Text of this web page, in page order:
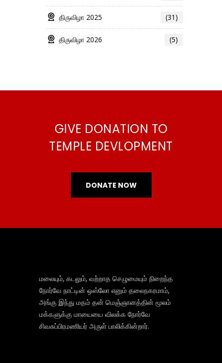
திருவிழா 2025 (31)
திருவிழா 2026 (5)
GIVE DONATION TO
TEMPLE DEVLOPMENT
DONATE NOW
மலையும், கடலும், வற்றாத செழுமையும் நிறைந்த
நோர்வே நாட்டின் ஒஸ்லோ எனும் தலைநகரமாம்,
அங்கு இந்து மதம் தன் மெஞ்ஞானத்தின் மூலம்
மக்களுக்கு மாயையை விலக்க நோர்வே
சிவசுப்பிரமணியர் அருள் பாலிக்கின்றார்.